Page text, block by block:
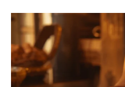
Usaha
Rumahan